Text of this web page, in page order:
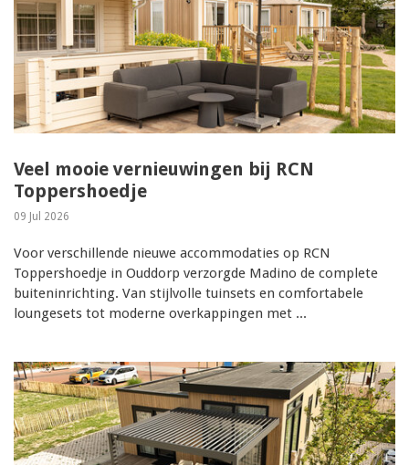
Veel mooie vernieuwingen bij RCN
Toppershoedje
09 Jul 2026
Voor verschillende nieuwe accommodaties op RCN
Toppershoedje in Ouddorp verzorgde Madino de complete
buiteninrichting. Van stijlvolle tuinsets en comfortabele
loungesets tot moderne overkappingen met ...